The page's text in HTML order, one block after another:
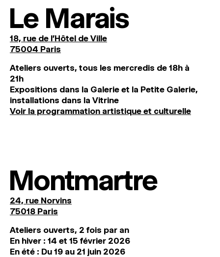
Le Marais
18, rue de l'Hôtel de Ville
75004 Paris
Ateliers ouverts, tous les mercredis de 18h à
21h
Expositions dans la Galerie et la Petite Galerie,
installations dans la Vitrine
Voir la programmation artistique et culturelle
Montmartre
24, rue Norvins
75018 Paris
Ateliers ouverts, 2 fois par an
En hiver : 14 et 15 février 2026
En été : Du 19 au 21 juin 2026